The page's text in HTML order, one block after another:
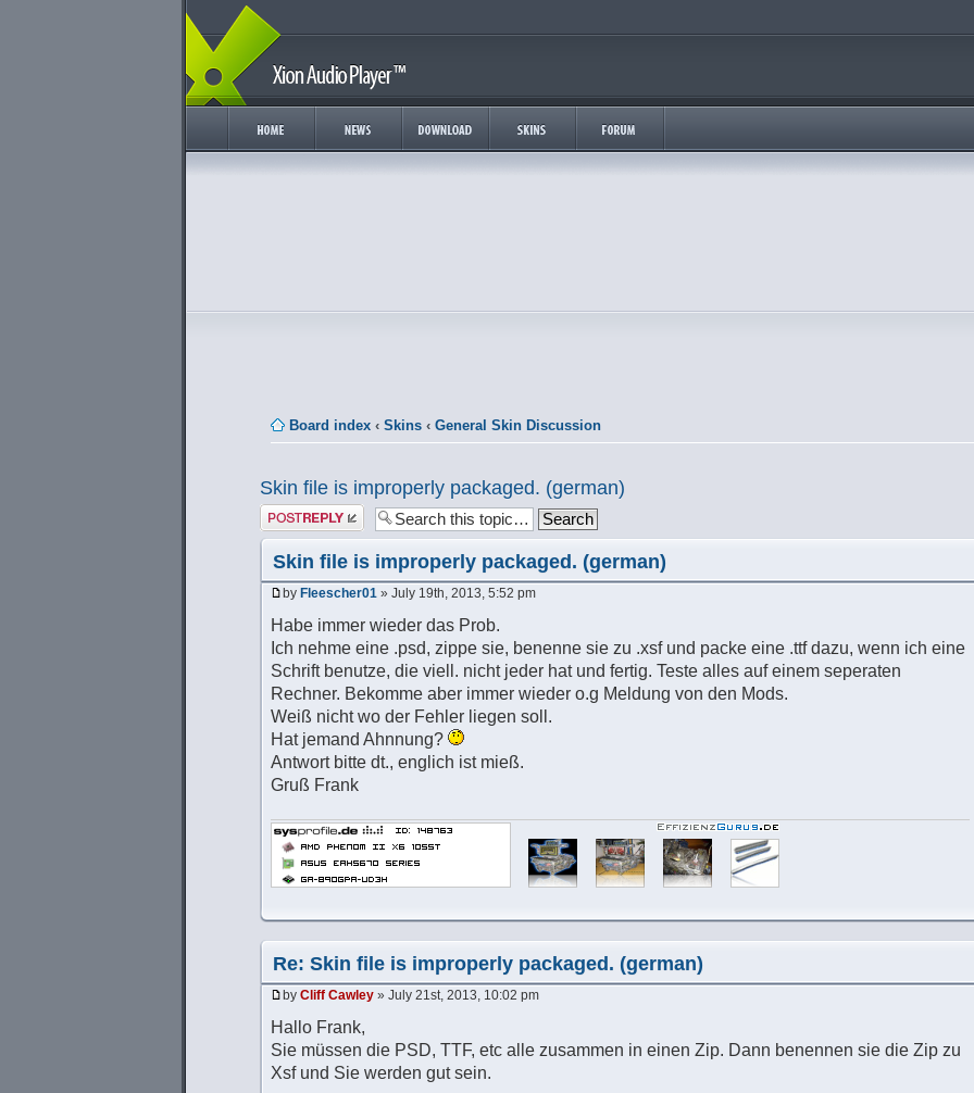
Board index ‹ Skins ‹ General Skin Discussion
Skin file is improperly packaged. (german)
Post a reply
Skin file is improperly packaged. (german)
by Fleescher01 » July 19th, 2013, 5:52 pm
Habe immer wieder das Prob.
Ich nehme eine .psd, zippe sie, benenne sie zu .xsf und packe eine .ttf dazu, wenn ich eine
Schrift benutze, die viell. nicht jeder hat und fertig. Teste alles auf einem seperaten
Rechner. Bekomme aber immer wieder o.g Meldung von den Mods.
Weiß nicht wo der Fehler liegen soll.
Hat jemand Ahnnung?
Antwort bitte dt., englich ist mieß.
Gruß Frank
Re: Skin file is improperly packaged. (german)
by Cliff Cawley » July 21st, 2013, 10:02 pm
Hallo Frank,
Sie müssen die PSD, TTF, etc alle zusammen in einen Zip. Dann benennen sie die Zip zu
Xsf und Sie werden gut sein.